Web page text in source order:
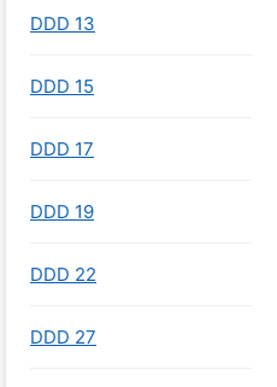
DDD 13
DDD 15
DDD 17
DDD 19
DDD 22
DDD 27